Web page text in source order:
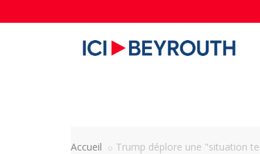
Accueil Trump déplore une "situation